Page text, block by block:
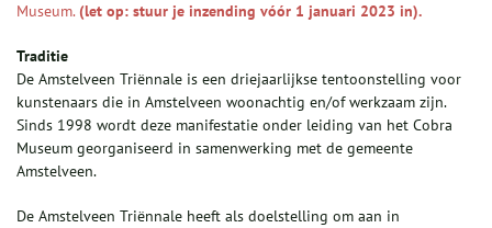
Museum.(let op: stuur je inzending vóór 1 januari 2023 in).
Traditie
De Amstelveen Triënnale is een driejaarlijkse tentoonstelling voor
kunstenaars die in Amstelveen woonachtig en/of werkzaam zijn.
Sinds 1998 wordt deze manifestatie onder leiding van het Cobra
Museum georganiseerd in samenwerking met de gemeente
Amstelveen.
De Amstelveen Triënnale heeft als doelstelling om aan in